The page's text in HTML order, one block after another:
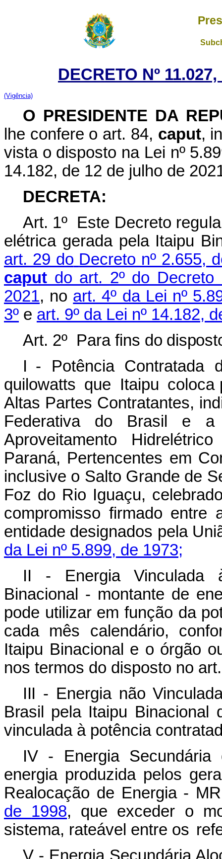
DECRETO Nº
(Vigência)
O PRESIDENTE DA
lhe confere o art. 84, caput,
vista o disposto na Lei nº
14.182, de 12 de julho de
DECRETA:
Art. 1º Este Decreto
elétrica gerada pelaItaipu
art. 29 do Decreto nº 2.655,
caput do art. 2º do Decreto
2021, no art. 4º da Lei nº
3º e art. 9º da Lei nº 14.182,
Art. 2º Para fins do
I -
Potência Contratada
quilowatts que Itaipu coloca
Altas Partes Contratantes,
Federativa do Brasil e
Aproveitamento
Paraná, Pertencentes em
inclusive o Salto Grande de
Foz do Rio Iguaçu,
compromisso firmado
entidade designados pela
da Lei nº 5.899, de 1973;
II - Energia Vinculada
Binacional - montante de
pode utilizar em função da
cada
mês
calendário,
Itaipu Binacional e o órgão
nos termos do disposto no art.
III - Energia não
Brasil
pela Itaipu Binacional
vinculada à potência
IV - Energia Secundária
energia produzida pelos
Realocação de Energia -
de
1998, que exceder o
sistema, rateável entre os